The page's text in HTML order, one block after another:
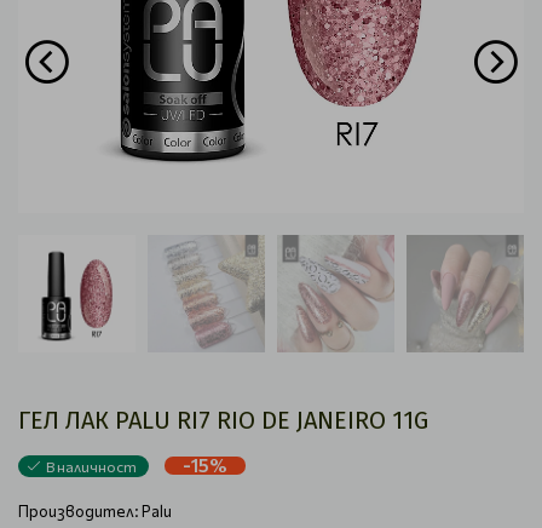
ГЕЛ ЛАК PALU RI7 RIO DE JANEIRO 11G
В наличност -15%
Производител:Palu